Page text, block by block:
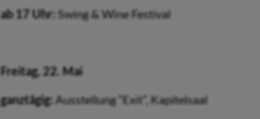
ab 17 Uhr: Swing & Wine Festival
Freitag, 22. Mai
ganztägig: Ausstellung “Exit”, Kapitelsaal